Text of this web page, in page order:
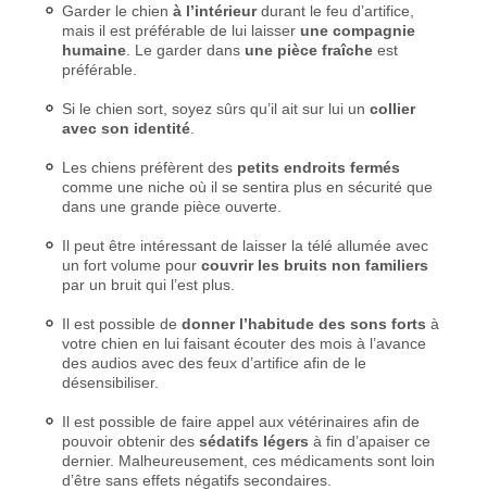
Garder le chienà l’intérieurdurant le feu d’artifice,
mais il est préférable de lui laisser une compagnie
humaine . Le garder dans une pièce fraîche est
préférable.
Si le chien sort, soyez sûrs qu’il ait sur lui uncollier
avec son identité
Les chiens préfèrent des petits endroits fermés
comme une niche où il se sentira plus en sécurité que
dans une grande pièce ouverte.
Il peut être intéressant de laisser la télé allumée avec
un fort volume pourcouvrir les bruits non familiers
par un bruit qui l’est plus.
Il est possible dedonner l’habitude des sons forts à
votre chien en lui faisant écouter des mois à l’avance
des audios avec des feux d’artifice afin de le
désensibiliser.
Il est possible de faire appel aux vétérinaires afin de
pouvoir obtenir dessédatifs légers à fin d’apaiser ce
dernier. Malheureusement, ces médicaments sont loin
d’être sans effets négatifs secondaires.